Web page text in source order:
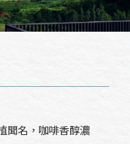
聞名，咖啡香醇濃